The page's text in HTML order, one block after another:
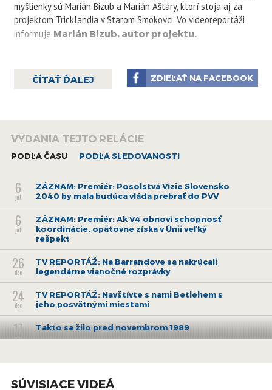
myšlienky sú Marián Bizub a Marián Aštáry, ktorí stoja aj za
projektom Tricklandia v Starom Smokovci. Vo videoreportáži
informuje Marián Bizub, autor projektu.
ČÍTAŤ ĎALEJ ZDIEĽAŤ NA FACEBOOK
VYDANIA TEJTO RELÁCIE
PODĽA ČASU PODĽA SLEDOVANOSTI
6
júl
ZÁZNAM: Premiér: Posolstvá Vízie Slovensko
2040 by mala budúca vláda prebrať do PVV
6
júl
ZÁZNAM: Premiér: Ak V4 obnoví schopnosť
koordinácie, opätovne získa v Únii veľký
rešpekt
26
dec
TV REPORTÁŽ: Na Barrandove sa nakrúcali
legendárne vianočné rozprávky
24
dec
TV REPORTÁŽ: Navštívte s nami Betlehem s
jeho posvätnými miestami
17
nov
Takto sa žilo pred novembrom 1989
27
SÚVISIACE VIDEÁ